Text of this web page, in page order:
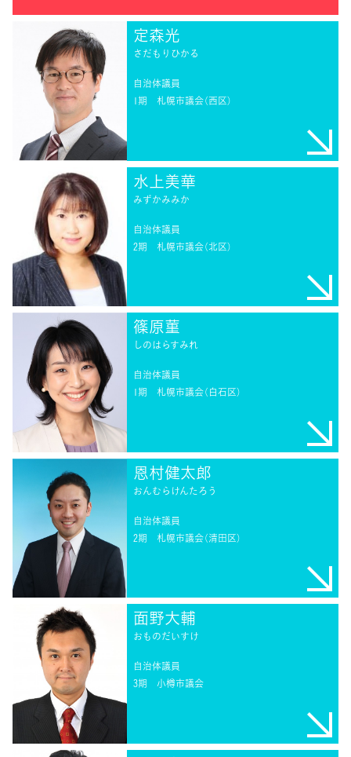
定森光
さだもりひかる
自治体議員
1期 札幌市議会（西区）
水上美華
みずかみみか
自治体議員
2期 札幌市議会（北区）
篠原菫
しのはらすみれ
自治体議員
1期 札幌市議会（白石区）
恩村健太郎
おんむらけんたろう
自治体議員
2期 札幌市議会（清田区）
面野大輔
おものだいすけ
自治体議員
3期 小樽市議会